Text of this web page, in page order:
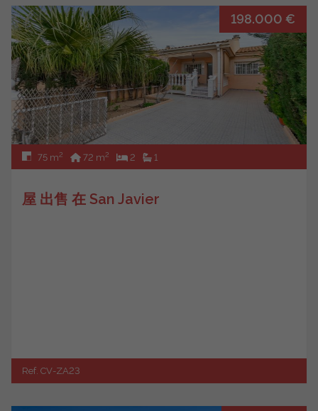
198.000 €
75 m2 72 m2 2 1
屋 出售 在 San Javier
Ref. CV-ZA23